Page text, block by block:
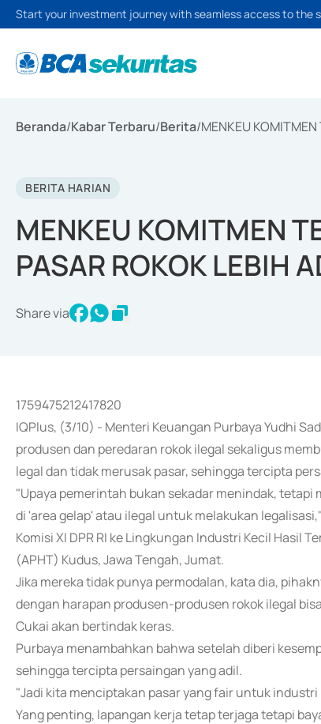
Start your investment journey with seamless access to the
Beranda/Kabar Terbaru/Berita/MENKEU
BERITA HARIAN
MENKEU KOMITMEN
PASAR ROKOK LEBIH
Share via
1759475212417820
IQPlus, (3/10) - Menteri Keuangan Purbaya Yudhi
produsen dan peredaran rokok ilegal sekaligus
legal dan tidak merusak pasar, sehingga tercipta
"Upaya pemerintah bukan sekadar menindak,
di 'area gelap' atau ilegal untuk melakukan
Komisi XI DPR RI ke Lingkungan Industri Kecil Hasil
(APHT) Kudus, Jawa Tengah, Jumat.
Jika mereka tidak punya permodalan, kata dia,
dengan harapan produsen-produsen rokok ilegal
Cukai akan bertindak keras.
Purbaya menambahkan bahwa setelah diberi
sehingga tercipta persaingan yang adil.
"Jadi kita menciptakan pasar yang fair untuk
Yang penting, lapangan kerja tetap terjaga tetapi